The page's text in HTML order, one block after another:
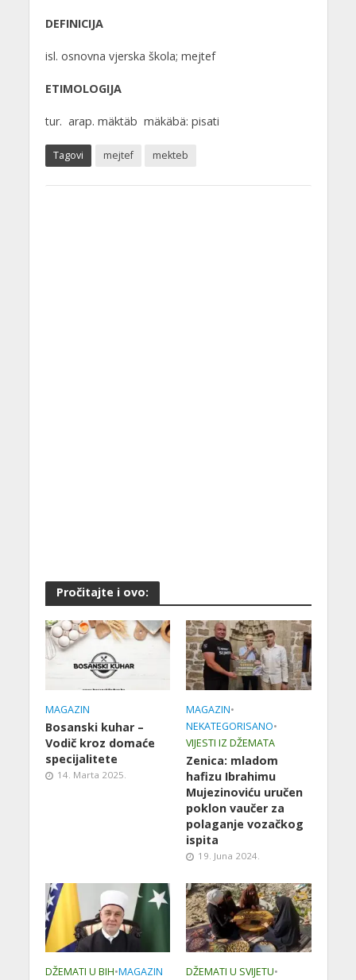
DEFINICIJA
isl. osnovna vjerska škola; mejtef
ETIMOLOGIJA
tur. arap. mäktäb mäkäbä: pisati
Tagovi mejtef mekteb
Pročitajte i ovo:
MAGAZIN
Bosanski kuhar –
Vodič kroz domaće
specijalitete
14. Marta 2025.
MAGAZIN•
NEKATEGORISANO•
VIJESTI IZ DŽEMATA
Zenica: mladom
hafizu Ibrahimu
Mujezinoviću uručen
poklon vaučer za
polaganje vozačkog
ispita
19. Juna 2024.
DŽEMATI U BIH•MAGAZIN DŽEMATI U SVIJETU•